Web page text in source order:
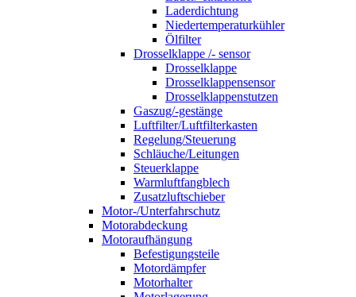
Laderdichtung
Niedertemperaturkühler
Ölfilter
Drosselklappe /- sensor
Drosselklappe
Drosselklappensensor
Drosselklappenstutzen
Gaszug/-gestänge
Luftfilter/Luftfilterkasten
Regelung/Steuerung
Schläuche/Leitungen
Steuerklappe
Warmluftfangblech
Zusatzluftschieber
Motor-/Unterfahrschutz
Motorabdeckung
Motoraufhängung
Befestigungsteile
Motordämpfer
Motorhalter